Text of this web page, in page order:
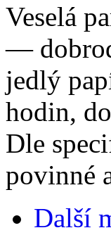
Veselá
—
jedlý
hodin,
Dle
povinné
Další